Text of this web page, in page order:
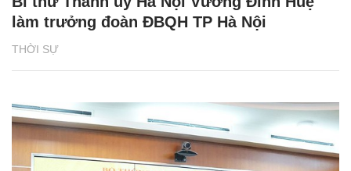
THỜI SỰ
làm trưởng đoàn ĐBQH TP Hà Nội